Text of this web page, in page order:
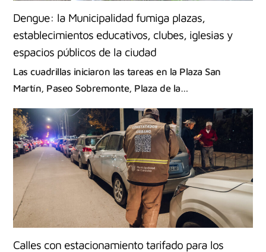
Dengue: la Municipalidad fumiga plazas,
establecimientos educativos, clubes, iglesias y
espacios públicos de la ciudad
Las cuadrillas iniciaron las tareas en la Plaza San
Martín, Paseo Sobremonte, Plaza de la…
Calles con estacionamiento tarifado para los